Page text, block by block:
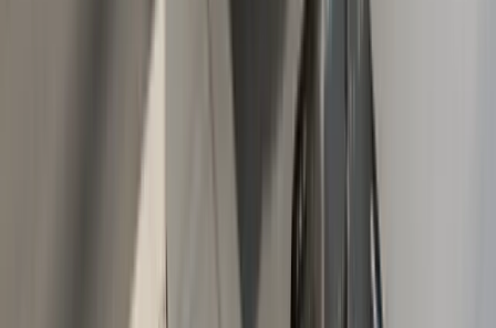
Koliko košta zelena karta za Tursku
Zelena karta je danas obavezna samo za osam zemalja
BiH: Turska, Sjeverna Makedonija, Albanija, Moldavija,
Maroko, Azerbejdžan, Tunis i Ukrajina. Najčešći slučaj iz
prakse je porodica koja putuje na ljetovanje u Tursku, ili
putuje preko Albanije i Sjeverne Makedonije. Zelena